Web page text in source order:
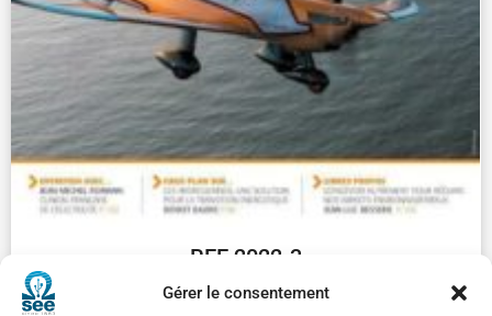
Gérer le consentement
REE 2022-3
€30.00